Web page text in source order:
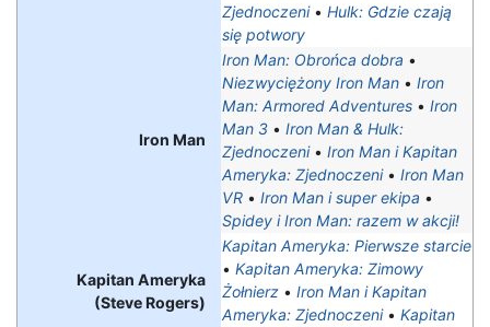
Zjednoczeni• Hulk: Gdzie czają
się potwory
Iron Man
Iron Man: Obrońca dobra •
Niezwyciężony Iron Man • Iron
Man: Armored Adventures • Iron
Man 3 • Iron Man & Hulk:
Zjednoczeni• Iron Man i Kapitan
Ameryka: Zjednoczeni• Iron Man
VR • Iron Man i super ekipa •
Spidey i Iron Man: razem w akcji!
Kapitan Ameryka
(Steve Rogers)
Kapitan Ameryka: Pierwsze starcie
• Kapitan Ameryka: Zimowy
Żołnierz • Iron Man i Kapitan
Ameryka: Zjednoczeni• Kapitan